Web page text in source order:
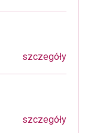
szczegóły
szczegóły